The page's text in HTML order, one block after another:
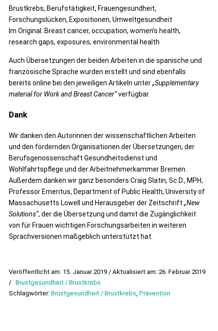
Brustkrebs, Berufstätigkeit, Frauengesundheit,
Forschungslücken, Expositionen, Umweltgesundheit
Im Original: Breast cancer, occupation, women’s health,
research gaps, exposures, environmental health
Auch Übersetzungen der beiden Arbeiten in die spanische und
französische Sprache wurden erstellt und sind ebenfalls
bereits online bei den jeweiligen Artikeln unter„Supplementary
material for Work and Breast Cancer“verfügbar.
Dank
Wir danken den Autorinnen der wissenschaftlichen Arbeiten
und den fördernden Organisationen der Übersetzungen, der
Berufsgenossenschaft Gesundheitsdienst und
Wohlfahrtspflege und der Arbeitnehmerkammer Bremen.
Außerdem danken wir ganz besonders Craig Slatin, Sc.D., MPH,
Professor Emeritus, Department of Public Health, University of
Massachusetts Lowell und Herausgeber der Zeitschrift „New
Solutions“, der die Übersetzung und damit die Zugänglichkeit
von für Frauen wichtigen Forschungsarbeiten in weiteren
Sprachversionen maßgeblich unterstützt hat.
Veröffentlicht am: 15. Januar 2019 / Aktualisiert am: 26. Februar 2019
/ Brustgesundheit / Brustkrebs
Schlagwörter: Brustgesundheit / Brustkrebs, Prävention